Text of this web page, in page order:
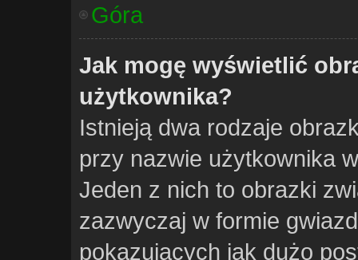
Góra
Jak mogę wyświetlić
użytkownika?
Istnieją dwa rodzaje
przy nazwie użytkownika
Jeden z nich to obrazki
zazwyczaj w formie
pokazujących jak dużo